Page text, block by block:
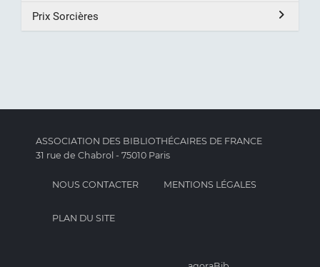
Prix Sorcières
ASSOCIATION DES BIBLIOTHÉCAIRES DE FRANCE
31 rue de Chabrol - 75010 Paris
NOUS CONTACTER MENTIONS LÉGALES
PLAN DU SITE